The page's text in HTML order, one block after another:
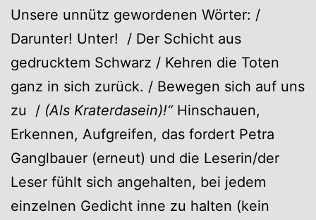
Unsere unnütz gewordenen Wörter: /
Darunter! Unter! / Der Schicht aus
gedrucktem Schwarz / Kehren die Toten
ganz in sich zurück. / Bewegen sich auf uns
zu / (Als Kraterdasein)!“ Hinschauen,
Erkennen, Aufgreifen, das fordert Petra
Ganglbauer (erneut) und die Leserin/der
Leser fühlt sich angehalten, bei jedem
einzelnen Gedicht inne zu halten (kein